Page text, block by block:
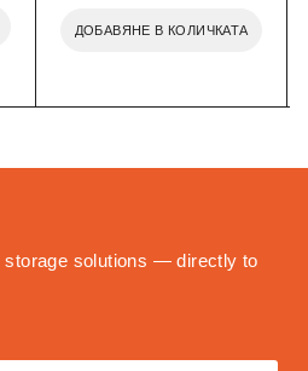
ДОБАВЯНЕ В КОЛИЧКАТА
storage solutions — directly to